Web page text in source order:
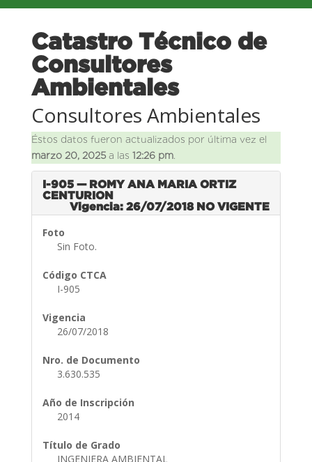
Catastro Técnico de
Consultores
Ambientales
Consultores Ambientales
Éstos datos fueron actualizados por última vez el
marzo 20, 2025a las 12:26 pm.
I-905 — ROMY ANA MARIA ORTIZ
CENTURION
Vigencia: 26/07/2018 NO VIGENTE
Foto
Sin Foto.
Código CTCA
I-905
Vigencia
26/07/2018
Nro. de Documento
3.630.535
Año de Inscripción
2014
Título de Grado
INGENIERA AMBIENTAL